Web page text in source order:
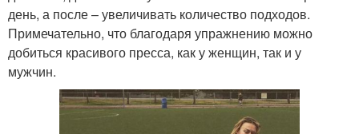
день, а после – увеличивать количество подходов.
Примечательно, что благодаря упражнению можно
добиться красивого пресса, как у женщин, так и у
мужчин.